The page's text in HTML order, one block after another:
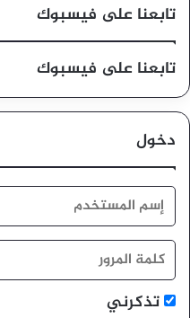
تابعنا على فيسبوك
تابعنا على فيسبوك
دخول
تذكرني